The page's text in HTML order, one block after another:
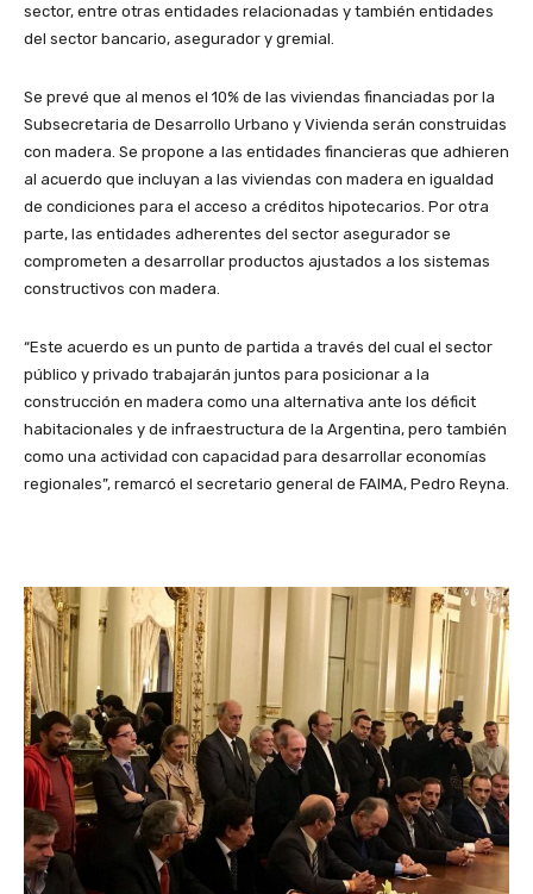
sector, entre otras entidades relacionadas y también entidades
del sector bancario, asegurador y gremial.
Se prevé que al menos el 10% de las viviendas financiadas por la
Subsecretaria de Desarrollo Urbano y Vivienda serán construidas
con madera. Se propone a las entidades financieras que adhieren
al acuerdo que incluyan a las viviendas con madera en igualdad
de condiciones para el acceso a créditos hipotecarios. Por otra
parte, las entidades adherentes del sector asegurador se
comprometen a desarrollar productos ajustados a los sistemas
constructivos con madera.
“Este acuerdo es un punto de partida a través del cual el sector
público y privado trabajarán juntos para posicionar a la
construcción en madera como una alternativa ante los déficit
habitacionales y de infraestructura de la Argentina, pero también
como una actividad con capacidad para desarrollar economías
regionales”, remarcó el secretario general de FAIMA, Pedro Reyna.